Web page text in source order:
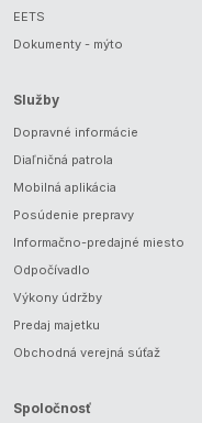
EETS
Dokumenty - mýto
Služby
Dopravné informácie
Diaľničná patrola
Mobilná aplikácia
Posúdenie prepravy
Informačno-predajné miesto
Odpočívadlo
Výkony údržby
Predaj majetku
Obchodná verejná súťaž
Spoločnosť